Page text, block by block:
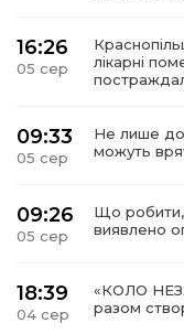
16:26
05 сер
лікарні
09:33
05 сер
Не лише
можуть
09:26
05 сер
Що робити,
виявлено
18:39
04 сер
«КОЛО
разом